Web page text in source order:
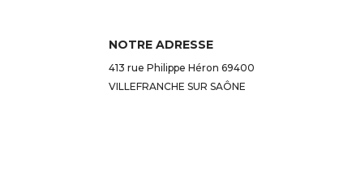
NOTRE ADRESSE
413 rue Philippe Héron 69400
VILLEFRANCHE SUR SAÔNE